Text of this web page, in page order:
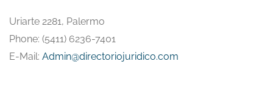
Uriarte 2281, Palermo
Phone: (5411) 6236-7401
E-Mail: Admin@directoriojuridico.com